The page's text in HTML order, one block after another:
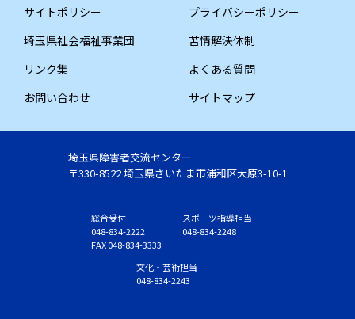
サイトポリシー
プライバシーポリシー
埼玉県社会福祉事業団
苦情解決体制
リンク集
よくある質問
お問い合わせ
サイトマップ
埼玉県障害者交流センター
〒330-8522 埼玉県さいたま市浦和区大原3-10-1
総合受付
048-834-2222
FAX 048-834-3333
スポーツ指導担当
048-834-2248
文化・芸術担当
048-834-2243